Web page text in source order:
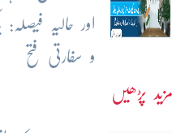
اور حالیہ
و سفارتی فتح
مزید پڑھیں